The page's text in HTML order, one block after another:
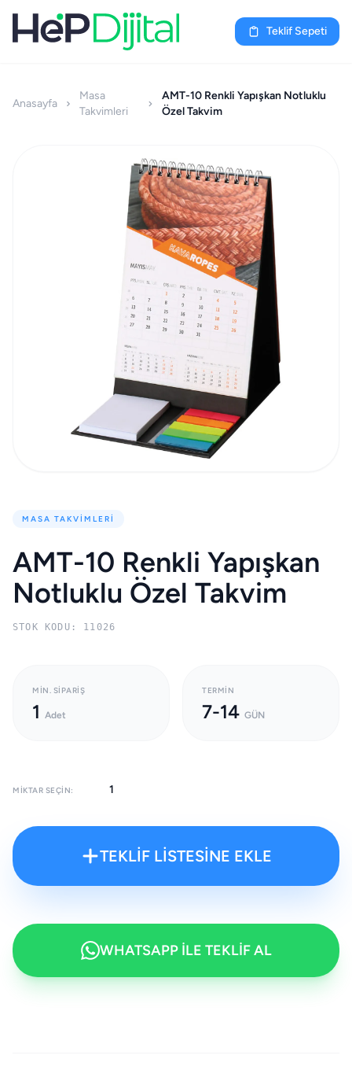
Teklif Sepeti
Anasayfa
Masa
Takvimleri
AMT-10 Renkli Yapışkan Notluklu
Özel Takvim
MASA TAKVIMLERI
AMT-10 Renkli Yapışkan
Notluklu Özel Takvim
STOK KODU: 11026
MIN. SIPARIŞ
1 Adet
TERMIN
7-14 GÜN
MIKTAR SEÇIN:
TEKLİF LİSTESİNE EKLE
WHATSAPP İLE TEKLİF AL